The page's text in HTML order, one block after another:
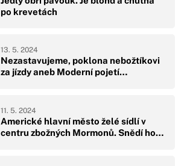
po krevetách
Nezastavujeme, poklona nebožtíkovi
za jízdy aneb Moderní pojetí…
13. 5. 2024
Americké hlavní město želé sídlí v
centru zbožných Mormonů. Snědí ho…
11. 5. 2024